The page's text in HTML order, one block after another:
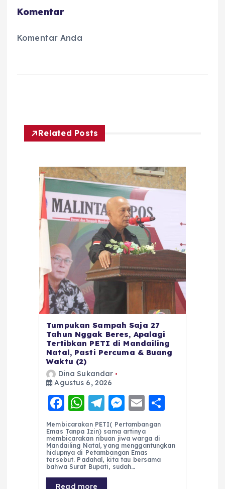
Komentar
Komentar Anda
Related Posts
Tumpukan Sampah Saja 27
Tahun Nggak Beres, Apalagi
Tertibkan PETI di Mandailing
Natal, Pasti Percuma & Buang
Waktu (2)
Dina Sukandar
Agustus 6, 2026
F
a
c
e
b
o
W
h
a
ts
A
p
T
el
e
g
r
a
M
e
ss
e
n
E
m
ai
l
re
Membicarakan PETI( Pertambangan
Emas Tanpa Izin) sama artinya
membicarakan ribuan jiwa warga di
Mandailing Natal, yang menggantungkan
hidupnya di Petambangan Emas
tersebut. Padahal, kita tau bersama
bahwa Surat Bupati, sudah…
Read more